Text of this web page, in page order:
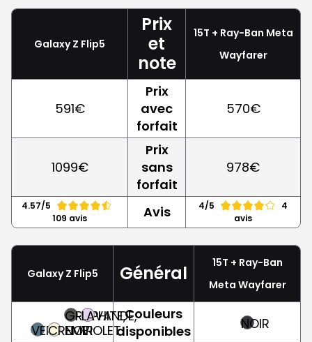
Galaxy Z Flip5
Prix
et
note
15T + Ray-Ban Meta
Wayfarer
591€
Prix
avec
forfait
570€
1099€
Prix
sans
forfait
978€
4.57/5
109 avis
Avis 4/5
4
avis
Galaxy Z Flip5 Général
15T + Ray-Ban
Meta Wayfarer
VERTCREME
GRAPHITE,
NOIR
LAVANDE,
VIOLET
Couleurs
disponibles
NOIR